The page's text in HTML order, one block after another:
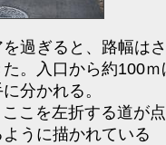
過ぎると、路幅は
。入口から約100ｍ
分かれる。
こを左折する道が点
うに描かれている